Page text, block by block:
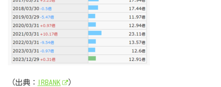
（出典： IRBANK ）